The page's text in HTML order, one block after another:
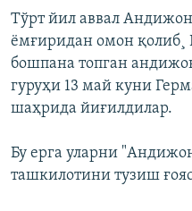
Тўрт йил аввал
ëмғиридан омон қолиб¸
бошпана топган
гуруҳи 13 май куни
шаҳрида йиғилдилар.
Бу ерга уларни
ташкилотини тузиш